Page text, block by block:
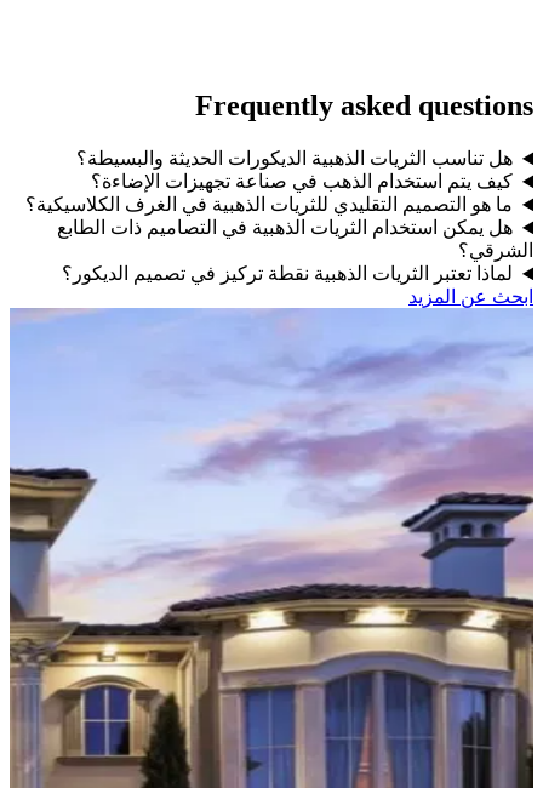
Frequently asked
هل تناسب الثريات الذهبية الديكورات الحديثة والبسيطة؟
كيف يتم استخدام الذهب في صناعة تجهيزات الإضاءة؟
ما هو التصميم التقليدي للثريات الذهبية في الغرف الكلاسيكية؟
هل يمكن استخدام الثريات الذهبية في التصاميم ذات الطابع
لماذا تعتبر الثريات الذهبية نقطة تركيز في تصميم الديكور؟
عن المزيد